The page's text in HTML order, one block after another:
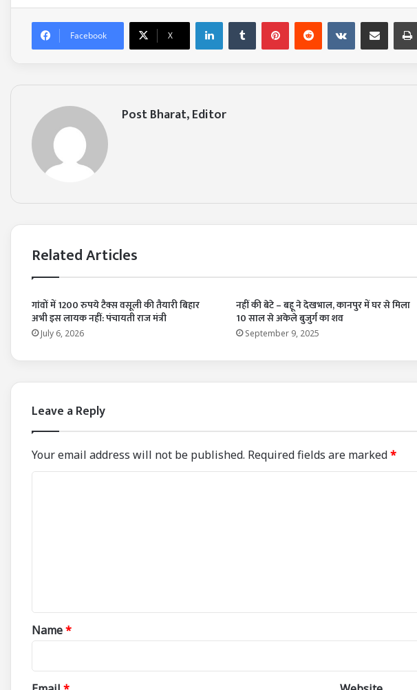
Facebook X
LinkedInTumblrPinterestRedditVKontakte
Share via Email
Post Bharat, Editor
Related Articles
गांवों में 1200 रुपये टैक्स वसूली की तैयारी बिहार
अभी इस लायक नहीं: पंचायती राज मंत्री
July 6, 2026
नहीं की बेटे – बहू ने देखभाल, कानपुर में घर से मिला
10 साल से अकेले बुजुर्ग का शव
September 9, 2025
Leave a Reply
Your email address will not be published. Required fields are marked*
*
Name*